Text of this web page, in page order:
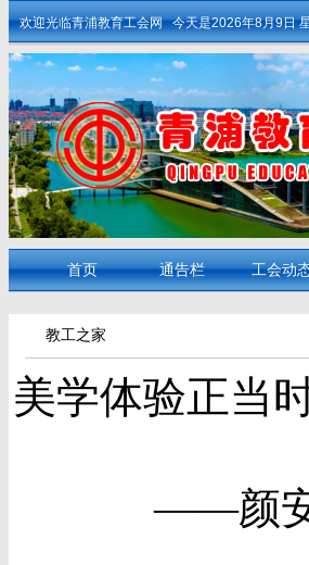
欢迎光临青浦教育工会网今天是2026年8月9日
首页 通告栏 工会动
教工之家
美学体验正当
——颜安